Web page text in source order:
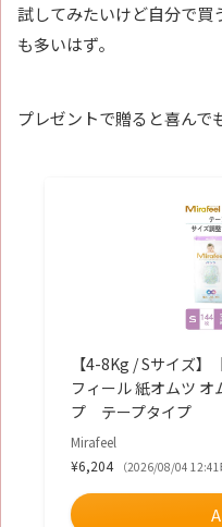
試してみたいけど自分で買
も多いはず。
プレゼントで贈ると喜んで
【4-8Kg / Sサイズ
フィール 紙オムツ
プ テープタイプ
Mirafeel
¥6,204 （2026/08/04 12:41